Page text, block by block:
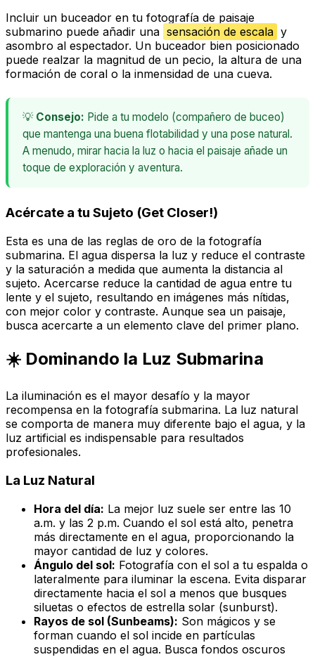
Incluir un buceador en tu fotografía de paisaje
submarino puede añadir una sensación de escala y
asombro al espectador. Un buceador bien posicionado
puede realzar la magnitud de un pecio, la altura de una
formación de coral o la inmensidad de una cueva.
💡 Consejo: Pide a tu modelo (compañero de buceo)
que mantenga una buena flotabilidad y una pose natural.
A menudo, mirar hacia la luz o hacia el paisaje añade un
toque de exploración y aventura.
Acércate a tu Sujeto (Get Closer!)
Esta es una de las reglas de oro de la fotografía
submarina. El agua dispersa la luz y reduce el contraste
y la saturación a medida que aumenta la distancia al
sujeto. Acercarse reduce la cantidad de agua entre tu
lente y el sujeto, resultando en imágenes más nítidas,
con mejor color y contraste. Aunque sea un paisaje,
busca acercarte a un elemento clave del primer plano.
☀️ Dominando la Luz Submarina
La iluminación es el mayor desafío y la mayor
recompensa en la fotografía submarina. La luz natural
se comporta de manera muy diferente bajo el agua, y la
luz artificial es indispensable para resultados
profesionales.
La Luz Natural
Hora del día: La mejor luz suele ser entre las 10
a.m. y las 2 p.m. Cuando el sol está alto, penetra
más directamente en el agua, proporcionando la
mayor cantidad de luz y colores.
Ángulo del sol: Fotografía con el sol a tu espalda o
lateralmente para iluminar la escena. Evita disparar
directamente hacia el sol a menos que busques
siluetas o efectos de estrella solar (sunburst).
Rayos de sol (Sunbeams): Son mágicos y se
forman cuando el sol incide en partículas
suspendidas en el agua. Busca fondos oscuros